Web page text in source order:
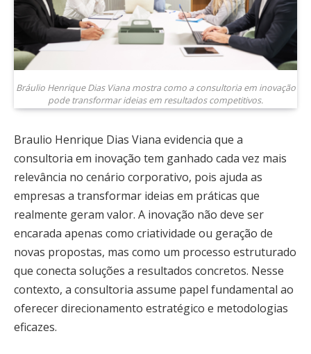
Bráulio Henrique Dias Viana mostra como a consultoria em inovação
pode transformar ideias em resultados competitivos.
Braulio Henrique Dias Viana evidencia que a
consultoria em inovação tem ganhado cada vez mais
relevância no cenário corporativo, pois ajuda as
empresas a transformar ideias em práticas que
realmente geram valor. A inovação não deve ser
encarada apenas como criatividade ou geração de
novas propostas, mas como um processo estruturado
que conecta soluções a resultados concretos. Nesse
contexto, a consultoria assume papel fundamental ao
oferecer direcionamento estratégico e metodologias
eficazes.